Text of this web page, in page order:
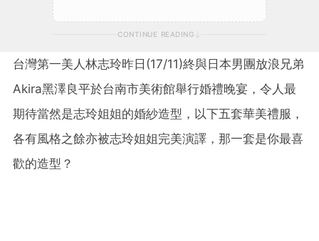
CONTINUE READING
台灣第一美人林志玲昨日(17/11)終與日本男團放浪兄弟
Akira黑澤良平於台南市美術館舉行婚禮晚宴，令人最
期待當然是志玲姐姐的婚紗造型，以下五套華美禮服，
各有風格之餘亦被志玲姐姐完美演譯，那一套是你最喜
歡的造型？